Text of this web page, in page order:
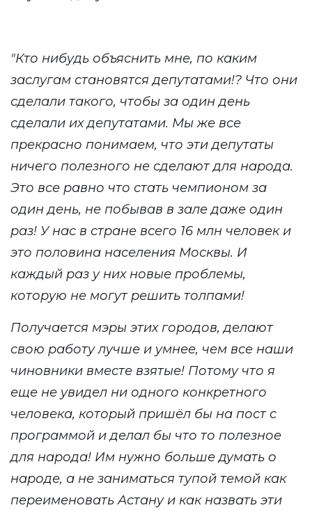
"Кто нибудь объяснить мне, по каким
заслугам становятся депутатами!? Что они
сделали такого, чтобы за один день
сделали их депутатами. Мы же все
прекрасно понимаем, что эти депутаты
ничего полезного не сделают для народа.
Это все равно что стать чемпионом за
один день, не побывав в зале даже один
раз! У нас в стране всего 16 млн человек и
это половина населения Москвы. И
каждый раз у них новые проблемы,
которую не могут решить толпами!
Получается мэры этих городов, делают
свою работу лучше и умнее, чем все наши
чиновники вместе взятые! Потому что я
еще не увидел ни одного конкретного
человека, который пришёл бы на пост с
программой и делал бы что то полезное
для народа! Им нужно больше думать о
народе, а не заниматься тупой темой как
переименовать Астану и как назвать эти